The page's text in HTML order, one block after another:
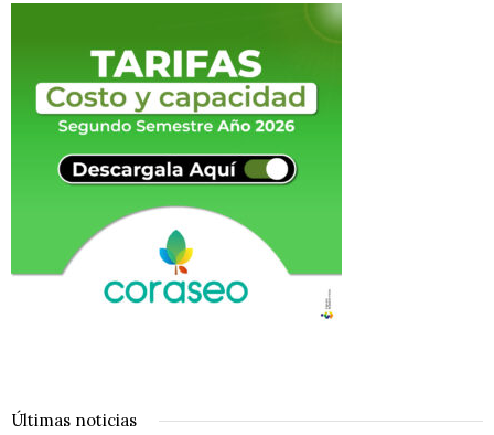
Últimas noticias